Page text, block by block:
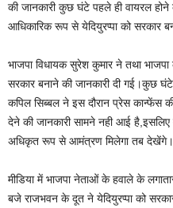
की जानकारी कुछ घंटे पहले ही वायरल
आधिकारिक रूप से येदियुरप्पा को
भाजपा विधायक सुरेश कुमार ने तथा भाजपा
सरकार बनाने की जानकारी दी गई।कुछ
कपिल सिब्बल ने इस दौरान प्रेस
देने की जानकारी सामने नही आई
अधिकृत रूप से आमंत्रण मिलेगा तब देखेंगे।
मीडिया में भाजपा नेताओं के हवाले के
बजे राजभवन के दूत ने येदियुरप्पा को